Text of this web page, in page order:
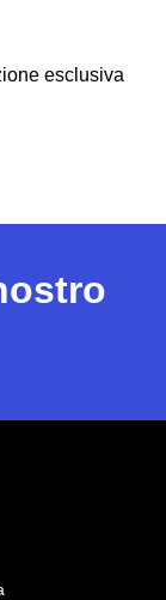
esclusiva